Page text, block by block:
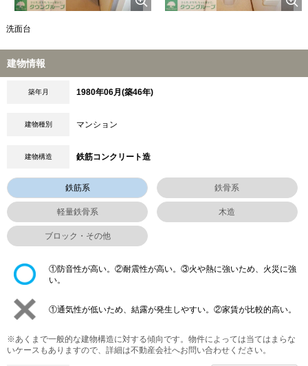
洗面台
建物情報
築年月 1980年06月(築46年)
建物種別 マンション
建物構造 鉄筋コンクリート造
鉄筋系 鉄骨系
軽量鉄骨系 木造
ブロック・その他
①防音性が高い。②耐震性が高い。③火や熱に強いため、火災に強
い。
①通気性が低いため、結露が発生しやすい。②家賃が比較的高い。
※あくまで一般的な建物構造に対する傾向です。物件によっては当てはまらな
いケースもありますので、詳細は不動産会社へお問い合わせください。